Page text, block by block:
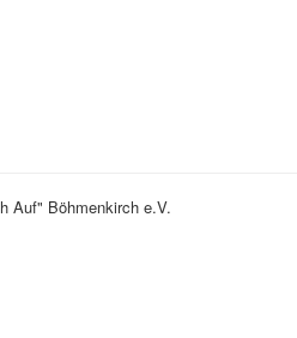
Auf" Böhmenkirch e.V.